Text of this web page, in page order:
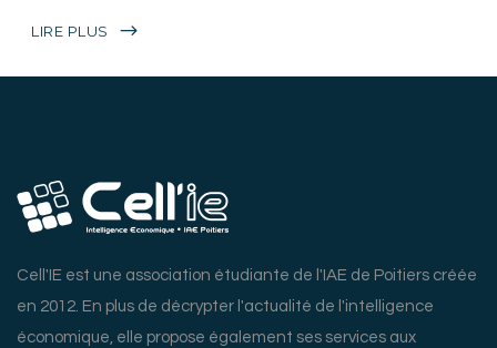
LIRE PLUS
Cell'IE est une association étudiante de l'IAE de Poitiers créée
en 2012. En plus de décrypter l'actualité de l'intelligence
économique, elle propose également ses services aux